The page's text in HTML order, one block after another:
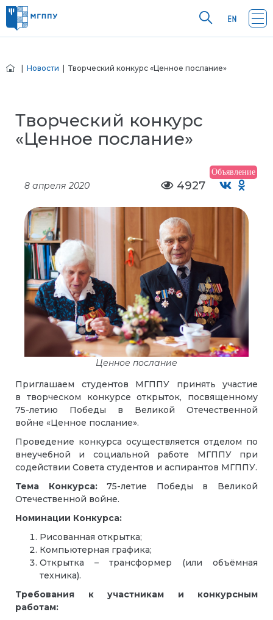
Новости | Творческий конкурс «Ценное послание»
Творческий конкурс
«Ценное послание»
Объявление
8 апреля 2020 4927
Ценное послание
Приглашаем студентов МГППУ принять участие
в творческом конкурсе открыток, посвященному
75-летию Победы в Великой Отечественной
войне «Ценное послание».
Проведение конкурса осуществляется отделом по
внеучебной и социальной работе МГППУ при
содействии Совета студентов и аспирантов МГППУ.
Тема Конкурса:75-летие Победы в Великой
Отечественной войне.
Номинации Конкурса:
Рисованная открытка;
Компьютерная графика;
Открытка – трансформер (или объёмная
техника).
Требования к участникам и конкурсным
работам: